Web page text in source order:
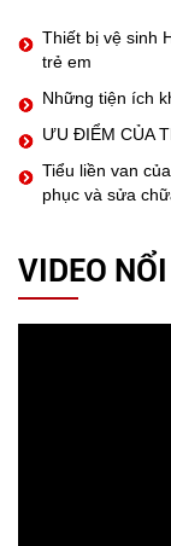
Thiết bị vệ sinh
trẻ em
Những tiện ích
ƯU ĐIỂM CỦA
Tiểu liền van
phục và sửa
VIDEO